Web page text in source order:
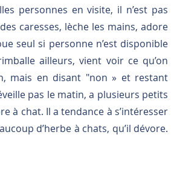
personnes en visite, il n’est pas
caresses, lèche les mains, adore
seul si personne n’est disponible
ailleurs, vient voir ce qu’on
mais en disant "non » et restant
pas le matin, a plusieurs petits
à chat. Il a tendance à s’intéresser
d’herbe à chats, qu’il dévore.